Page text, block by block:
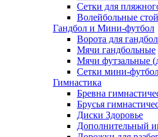
Сетки для
Волейбольные
Гандбол и Мини-футбол
Ворота для
Мячи гандбольные
Мячи футзальные
Сетки мини-
Гимнастика
Бревна
Брусья
Диски Здоровье
Дополнительный